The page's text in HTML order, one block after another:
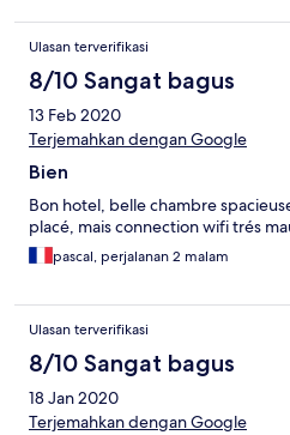
bus station. Overall it's a good
Ulasan terverifikasi
8/10 Sangat bagus
13 Feb 2020
Terjemahkan dengan Google
Bien
Bon hotel, belle chambre
placé, mais connection wifi trés
pascal, perjalanan 2 malam
Ulasan terverifikasi
8/10 Sangat bagus
18 Jan 2020
Terjemahkan dengan Google